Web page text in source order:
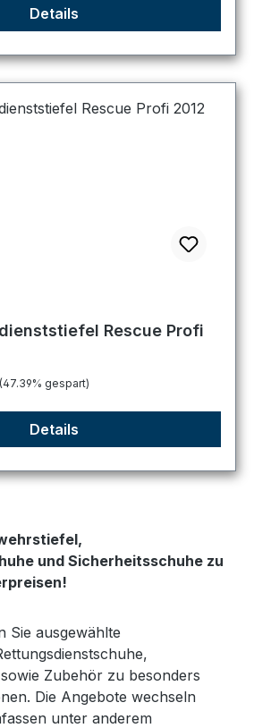
Details
Bewertung von 5 von 5 Sternen
Rescue Profi
Preis:
(47.39% gespart)
Details
und Sicherheitsschuhe zu
Sie ausgewählte
Zubehör zu besonders
Die Angebote wechseln
unter anderem